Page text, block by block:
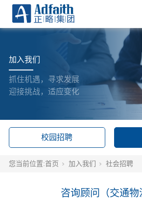
加入我们
抓住机遇，寻求发展
迎接挑战，适应变化
校园招聘
您当前位置:首页 加入我们 社会招聘
咨询顾问（交通物